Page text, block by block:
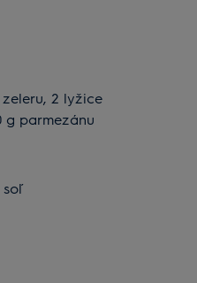
2 lyžice
g parmezánu
soľ